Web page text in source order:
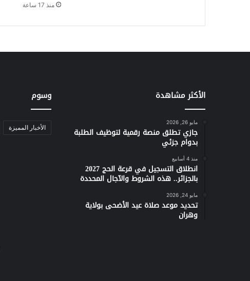
منذ 17 ساعة
الأكثر مشاهدة
مايو 26, 2026
جازي تطلق منصة رقمية لتوظيف الطلبة
بدوام جزئي
منذ 4 أسابيع
انطلاق التسجيل في قرعة الحج 2027
بالجزائر.. هذه الشروط والآجال المحددة
مايو 24, 2026
تحديد موعد صلاة عيد الأضحى بولاية
وهران
وسوم
الأخبار المميزة